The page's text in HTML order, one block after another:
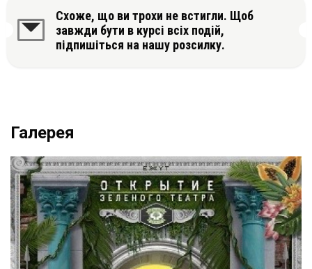
Схоже, що ви трохи не встигли. Щоб
завжди бути в курсі всіх подій,
підпишіться на нашу розсилку.
Галерея